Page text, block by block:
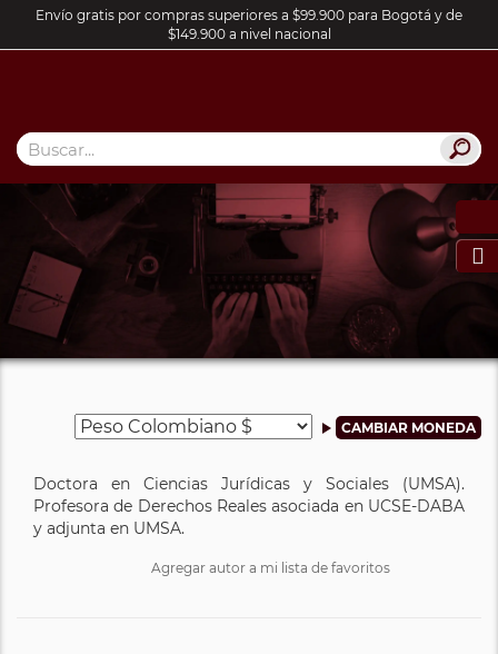
Envío gratis por compras superiores a $99.900 para Bogotá y de
$149.900 a nivel nacional

Doctora en Ciencias Jurídicas y Sociales (UMSA).
Profesora de Derechos Reales asociada en UCSE-DABA
y adjunta en UMSA.
Agregar autor a mi lista de favoritos